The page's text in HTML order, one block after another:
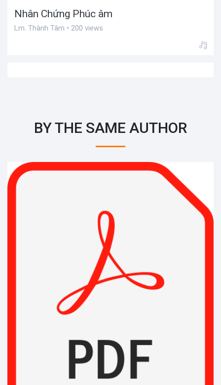
Nhân Chứng Phúc âm
Lm. Thành Tâm • 200 views
BY THE SAME AUTHOR